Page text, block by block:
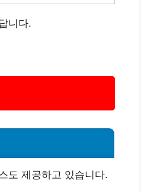
니다.
도 제공하고 있습니다.